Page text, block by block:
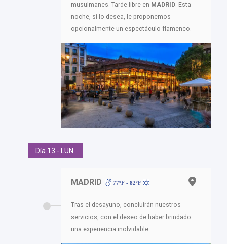
musulmanes. Tarde libre en MADRID . Esta
noche, si lo desea, le proponemos
opcionalmente un espectáculo flamenco.
Día 13 - LUN.
MADRID 77ºF - 82ºF
Tras el desayuno, concluirán nuestros
servicios, con el deseo de haber brindado
una experiencia inolvidable.